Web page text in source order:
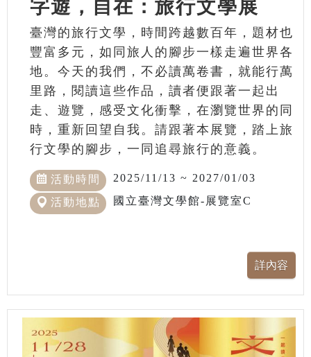
字遊，自在：旅行文學展
臺灣的旅行文學，時間跨越數百年，題材也
豐富多元，如同旅人的腳步一樣走遍世界各
地。今天的我們，不必讀萬卷書，就能行萬
里路，閱讀這些作品，讀者便跟著一起出
走、遊覽，感受文化衝擊，在瀏覽世界的同
時，重新回望自我。請跟著本展覽，踏上旅
行文學的腳步，一同追尋旅行的意義。
活動時間 2025/11/13 ~ 2027/01/03
活動地點 國立臺灣文學館-展覽室C